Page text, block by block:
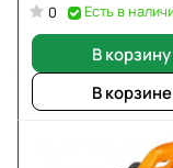
01 07 022
0 Есть в
В корзину
В корзине